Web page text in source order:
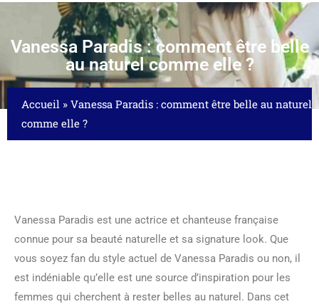
Vanessa Paradis : comment être belle
au naturel comme elle ?
Accueil » Vanessa Paradis : comment être belle au naturel
comme elle ?
Vanessa Paradis est une actrice et chanteuse française
connue pour sa beauté naturelle et sa signature look. Que
vous soyez fan du style actuel de Vanessa Paradis ou non, il
est indéniable qu’elle est une source d’inspiration pour les
femmes qui cherchent à rester belles au naturel. Dans cet